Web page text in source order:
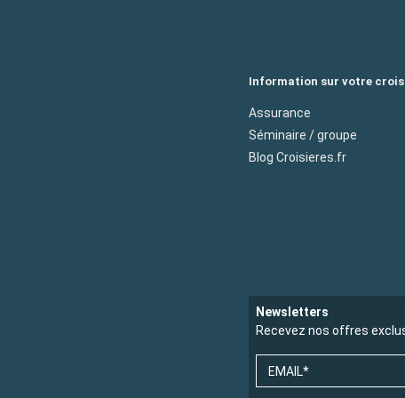
Information sur votre
Assurance
Séminaire / groupe
Blog Croisieres.fr
Newsletters
Recevez nos offres
EMAIL*